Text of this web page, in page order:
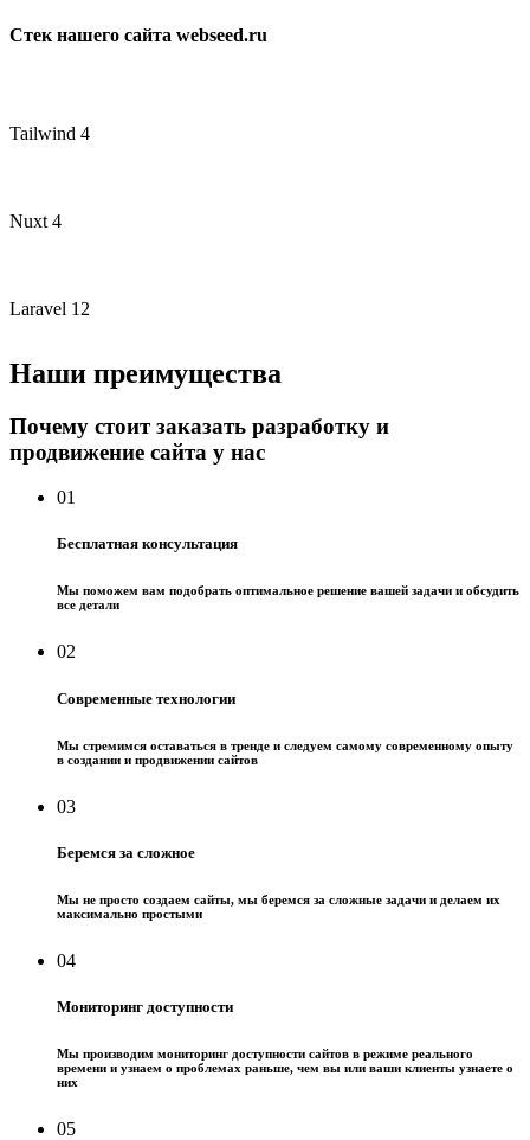
Стек нашего сайта webseed.ru
Tailwind 4
Nuxt 4
Laravel 12
Наши преимущества
Почему стоит заказать разработку и
продвижение сайта у нас
01
Бесплатная консультация
Мы поможем вам подобрать оптимальное решение вашей задачи и обсудить
все детали
02
Современные технологии
Мы стремимся оставаться в тренде и следуем самому современному опыту
в создании и продвижении сайтов
03
Беремся за сложное
Мы не просто создаем сайты, мы беремся за сложные задачи и делаем их
максимально простыми
04
Мониторинг доступности
Мы производим мониторинг доступности сайтов в режиме реального
времени и узнаем о проблемах раньше, чем вы или ваши клиенты узнаете о
них
05